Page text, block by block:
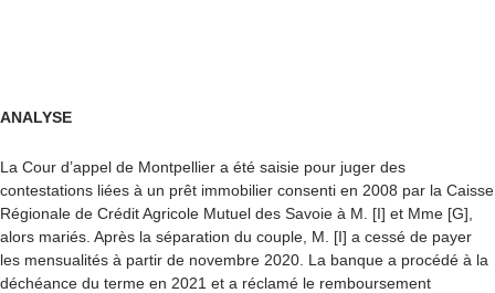
ANALYSE
La Cour d’appel de Montpellier a été saisie pour juger des
contestations liées à un prêt immobilier consenti en 2008 par la Caisse
Régionale de Crédit Agricole Mutuel des Savoie à M. [I] et Mme [G],
alors mariés. Après la séparation du couple, M. [I] a cessé de payer
les mensualités à partir de novembre 2020. La banque a procédé à la
déchéance du terme en 2021 et a réclamé le remboursement